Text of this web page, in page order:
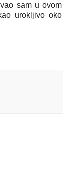
sam u ovom
urokljivo oko